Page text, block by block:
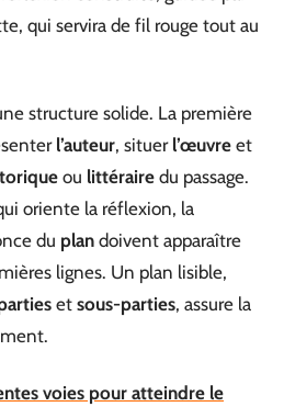
qui servira de fil rouge tout au
structure solide. La première
l’auteur, situer l’œuvre et
ou littéraire du passage.
oriente la réflexion, la
du plan doivent apparaître
lignes. Un plan lisible,
et sous-parties, assure la
voies pour atteindre le